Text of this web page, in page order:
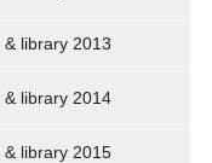
library 2013
library 2014
library 2015